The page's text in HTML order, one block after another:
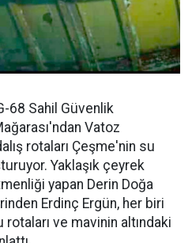
68 Sahil Güvenlik
Vatoz
rotaları Çeşme'nin su
Yaklaşık çeyrek
yapan Derin Doğa
Erdinç Ergün, her biri
ve mavinin altındaki